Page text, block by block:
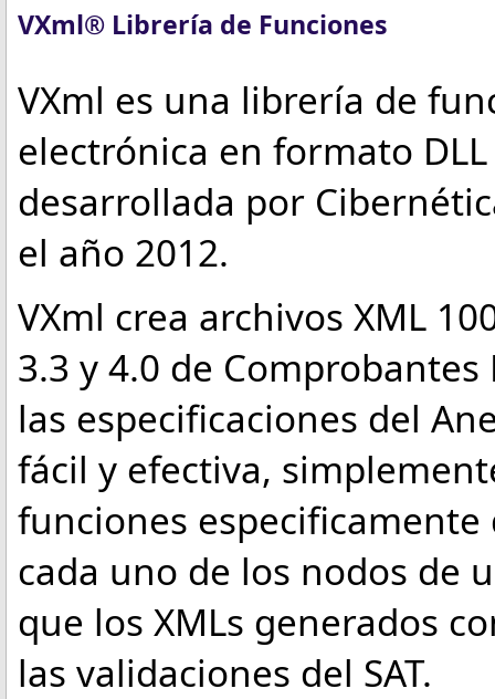
VXml® Librería de Funciones
VXml es una librería de
electrónica en formato
desarrollada por
el año 2012.
VXml crea archivos XML
3.3 y 4.0 de
las especificaciones del
fácil y efectiva,
funciones
cada uno de los nodos de
que los XMLs generados
las validaciones del SAT.